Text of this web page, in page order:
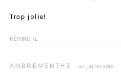
Trop jolie!
RÉPONDRE
AMBREMENTHE 23 juillet 2015